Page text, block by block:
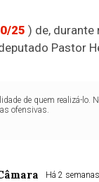
25 ) de, durante
Pastor
de quem realizá-
ofensivas.
Há 2 semanas